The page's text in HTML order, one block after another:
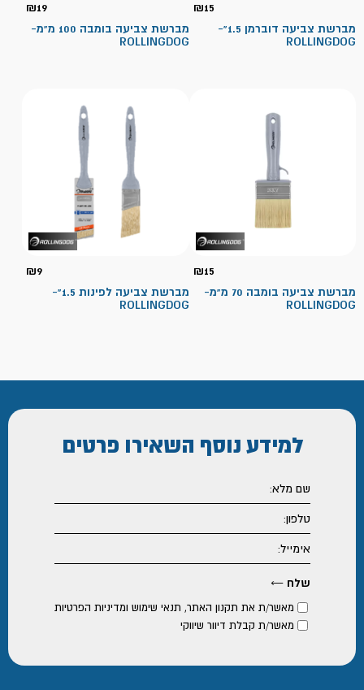
₪15
מברשת צביעה דוברמן 1.5"-
ROLLINGDOG
₪19
מברשת צביעה בומבה 100 מ"מ-
ROLLINGDOG
₪15
מברשת צביעה בומבה 70 מ"מ-
ROLLINGDOG
₪9
מברשת צביעה לפינות 1.5"-
ROLLINGDOG
למידע נוסף השאירו פרטים
מאשר/ת את תקנון האתר, תנאי שימוש ומדיניות הפרטיות
מאשר/ת קבלת דיוור שיווקי